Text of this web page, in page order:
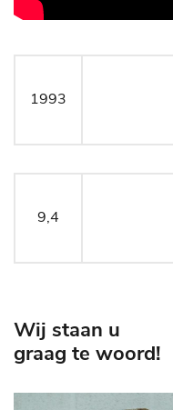
1993
9,4
Wij staan u
graag te woord!